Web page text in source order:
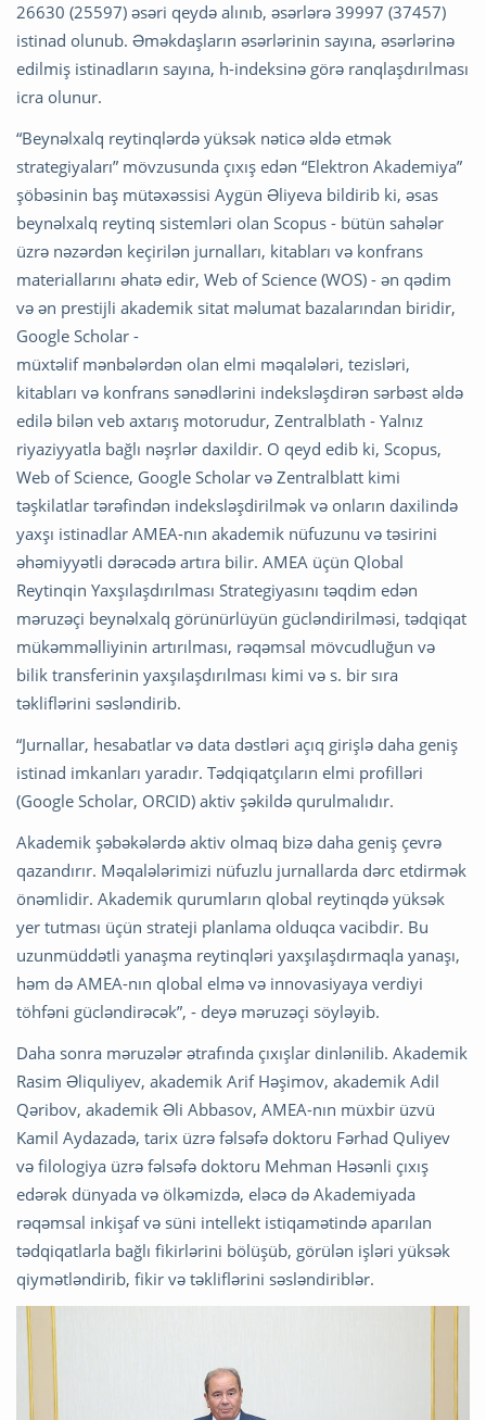
26630 (25597) əsəri qeydə alınıb, əsərlərə 39997 (37457)
istinad olunub. Əməkdaşların əsərlərinin sayına, əsərlərinə
edilmiş istinadların sayına, h-indeksinə görə ranqlaşdırılması
icra olunur.
“Beynəlxalq reytinqlərdə yüksək nəticə əldə etmək
strategiyaları” mövzusunda çıxış edən “Elektron Akademiya”
şöbəsinin baş mütəxəssisi Aygün Əliyeva bildirib ki, əsas
beynəlxalq reytinq sistemləri olan Scopus - bütün sahələr
üzrə nəzərdən keçirilən jurnalları, kitabları və konfrans
materiallarını əhatə edir, Web of Science (WOS) - ən qədim
və ən prestijli akademik sitat məlumat bazalarından biridir,
Google Scholar -
müxtəlif mənbələrdən olan elmi məqalələri, tezisləri,
kitabları və konfrans sənədlərini indeksləşdirən sərbəst əldə
edilə bilən veb axtarış motorudur, Zentralblath - Yalnız
riyaziyyatla bağlı nəşrlər daxildir. O qeyd edib ki, Scopus,
Web of Science, Google Scholar və Zentralblatt kimi
təşkilatlar tərəfindən indeksləşdirilmək və onların daxilində
yaxşı istinadlar AMEA-nın akademik nüfuzunu və təsirini
əhəmiyyətli dərəcədə artıra bilir. AMEA üçün Qlobal
Reytinqin Yaxşılaşdırılması Strategiyasını təqdim edən
məruzəçi beynəlxalq görünürlüyün gücləndirilməsi, tədqiqat
mükəmməlliyinin artırılması, rəqəmsal mövcudluğun və
bilik transferinin yaxşılaşdırılması kimi və s. bir sıra
təkliflərini səsləndirib.
“Jurnallar, hesabatlar və data dəstləri açıq girişlə daha geniş
istinad imkanları yaradır. Tədqiqatçıların elmi profilləri
(Google Scholar, ORCID) aktiv şəkildə qurulmalıdır.
Akademik şəbəkələrdə aktiv olmaq bizə daha geniş çevrə
qazandırır. Məqalələrimizi nüfuzlu jurnallarda dərc etdirmək
önəmlidir. Akademik qurumların qlobal reytinqdə yüksək
yer tutması üçün strateji planlama olduqca vacibdir. Bu
uzunmüddətli yanaşma reytinqləri yaxşılaşdırmaqla yanaşı,
həm də AMEA-nın qlobal elmə və innovasiyaya verdiyi
töhfəni gücləndirəcək”, - deyə məruzəçi söyləyib.
Daha sonra məruzələr ətrafında çıxışlar dinlənilib. Akademik
Rasim Əliquliyev, akademik Arif Həşimov, akademik Adil
Qəribov, akademik Əli Abbasov, AMEA-nın müxbir üzvü
Kamil Aydazadə, tarix üzrə fəlsəfə doktoru Fərhad Quliyev
və filologiya üzrə fəlsəfə doktoru Mehman Həsənli çıxış
edərək dünyada və ölkəmizdə, eləcə də Akademiyada
rəqəmsal inkişaf və süni intellekt istiqamətində aparılan
tədqiqatlarla bağlı fikirlərini bölüşüb, görülən işləri yüksək
qiymətləndirib, fikir və təkliflərini səsləndiriblər.